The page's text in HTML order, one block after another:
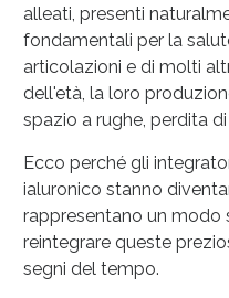
alleati, presenti
fondamentali per la
articolazioni e di molti
dell'età, la loro
spazio a rughe, perdita
Ecco perché gli
ialuronico stanno
rappresentano un modo
reintegrare queste
segni del tempo.
Sconto fino al